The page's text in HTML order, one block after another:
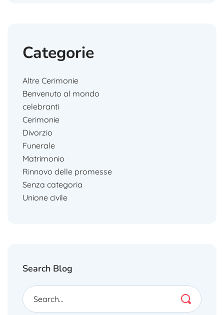
Categorie
Altre Cerimonie
Benvenuto al mondo
celebranti
Cerimonie
Divorzio
Funerale
Matrimonio
Rinnovo delle promesse
Senza categoria
Unione civile
Search Blog